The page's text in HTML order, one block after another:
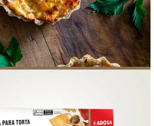
EMPRESA AGENDA DE CURSOS
SAC ACESSO PARA PARCEIROS